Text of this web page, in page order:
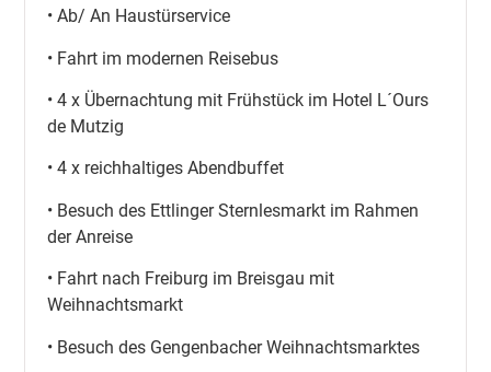
• Ab/ An Haustürservice
• Fahrt im modernen Reisebus
• 4 x Übernachtung mit Frühstück im Hotel L´Ours
de Mutzig
• 4 x reichhaltiges Abendbuffet
• Besuch des Ettlinger Sternlesmarkt im Rahmen
der Anreise
• Fahrt nach Freiburg im Breisgau mit
Weihnachtsmarkt
• Besuch des Gengenbacher Weihnachtsmarktes